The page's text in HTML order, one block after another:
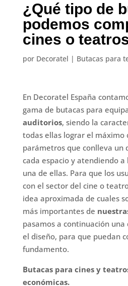
¿Qué tipo de
podemos
cines o
por Decoratel | Butacas para
En Decoratel España
gama de butacas para
auditorios, siendo la
todas ellas lograr el
parámetros que conlleva un
cada espacio y atendiendo a
una de ellas. Para que los
con el sector del cine o
idea aproximada de cuales
más importantes de
pasamos a continuación
el diseño, para que puedan
fundamento.
Butacas para cines y
económicas.